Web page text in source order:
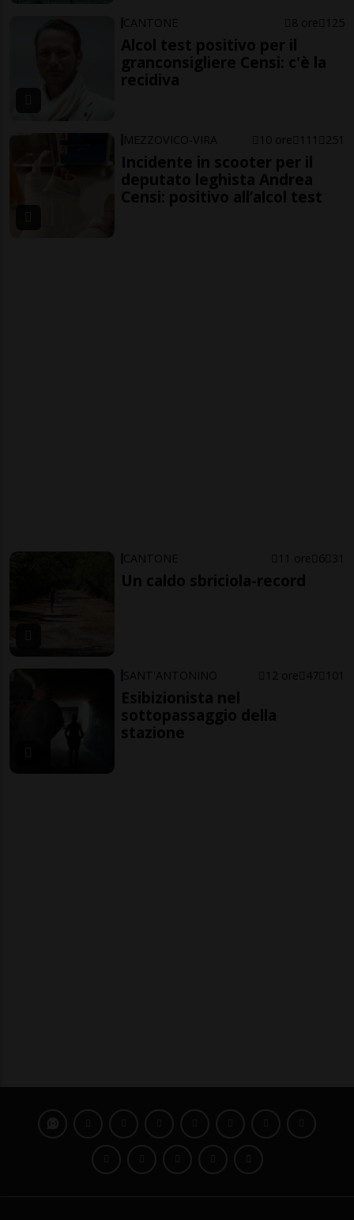
CANTONE 8 ore 125
Alcol test positivo per il
granconsigliere Censi: c'è la
recidiva
MEZZOVICO-VIRA 10 ore 111 251
Incidente in scooter per il
deputato leghista Andrea
Censi: positivo all’alcol test
CANTONE 11 ore 6 31
Un caldo sbriciola-record
SANT'ANTONINO 12 ore 47 101
Esibizionista nel
sottopassaggio della
stazione